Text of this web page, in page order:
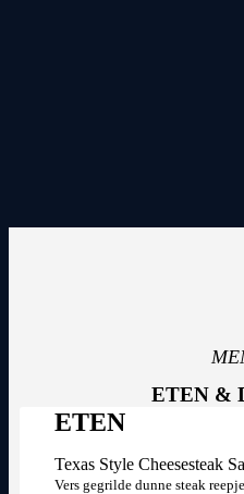
ETEN &
ETEN
Texas Style Cheesesteak
Vers gegrilde dunne steak